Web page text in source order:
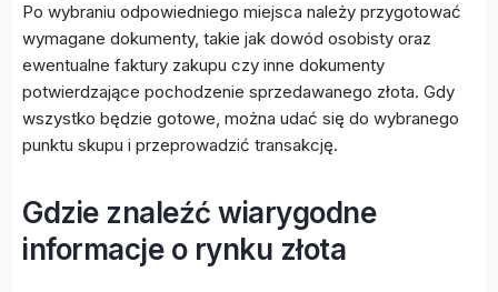
Po wybraniu odpowiedniego miejsca należy przygotować
wymagane dokumenty, takie jak dowód osobisty oraz
ewentualne faktury zakupu czy inne dokumenty
potwierdzające pochodzenie sprzedawanego złota. Gdy
wszystko będzie gotowe, można udać się do wybranego
punktu skupu i przeprowadzić transakcję.
Gdzie znaleźć wiarygodne
informacje o rynku złota